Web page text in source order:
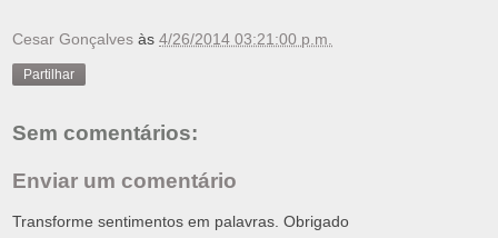
Cesar Gonçalves às 4/26/2014 03:21:00 p.m.
Partilhar
Sem comentários:
Enviar um comentário
Transforme sentimentos em palavras. Obrigado